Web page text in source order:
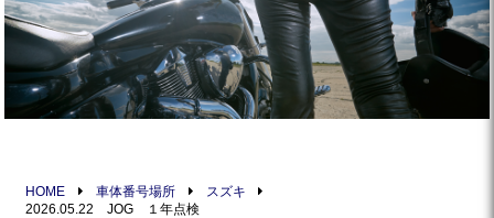
HOME 車体番号場所
スズキ
2026.05.22 JOG １年点検